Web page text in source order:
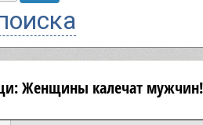
Женщины калечат мужчин!